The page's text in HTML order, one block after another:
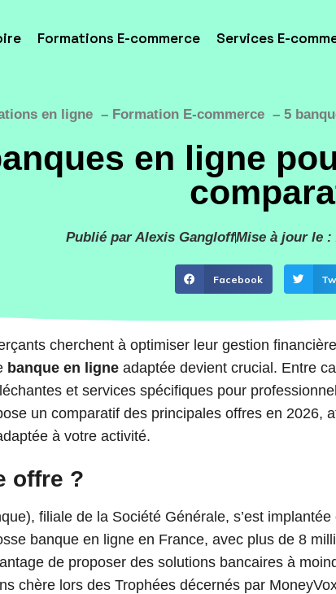
Formations E-commerce Services E-
en ligne Formation E-commerce 5
en ligne
Publié par Alexis GangloffMise à jour le :
Facebook
cherchent à optimiser leur gestion
banque en ligne adaptée devient crucial. Entre
et services spécifiques pour
un comparatif des principales offres en 2026,
à votre activité.
offre ?
filiale de la Société Générale, s’est implantée
banque en ligne en France, avec plus de 8
de proposer des solutions bancaires à
chère lors des Trophées décernés par